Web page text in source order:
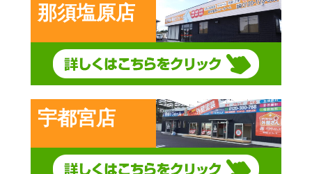
那須塩原店
宇都宮店